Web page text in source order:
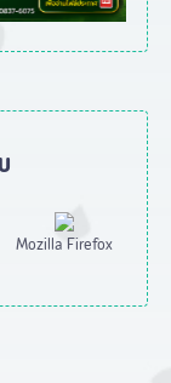
Mozilla Firefox